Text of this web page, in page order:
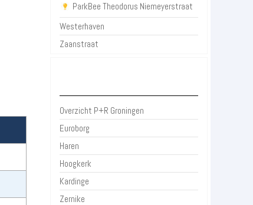
ParkBee Theodorus Niemeyerstraat
Westerhaven
Zaanstraat
Overzicht P+R Groningen
Euroborg
Haren
Hoogkerk
Kardinge
Zernike